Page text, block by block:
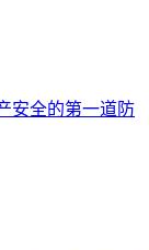
安全的第一道防